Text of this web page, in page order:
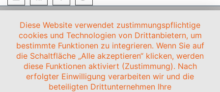
Diese Website verwendet zustimmungspflichtige
cookies und Technologien von Drittanbietern, um
bestimmte Funktionen zu integrieren. Wenn Sie auf
die Schaltfläche „Alle akzeptieren“ klicken, werden
diese Funktionen aktiviert (Zustimmung). Nach
erfolgter Einwilligung verarbeiten wir und die
beteiligten Drittunternehmen Ihre